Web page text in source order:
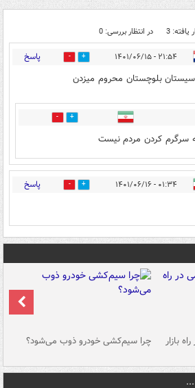
یافته: 3 در انتظار بررسی: 0
۲۱:۵۴ - ۱۴۰۱/۰۶/۱۵ 2 پاسخ
بلوچستان محروم میزدن
0
سرگرم کردن مردم نیست
۰۱:۳۴ - ۱۴۰۱/۰۶/۱۶ 0 پاسخ
بازار چرا سیم‌کشی خودرو ذوب می‌شود؟